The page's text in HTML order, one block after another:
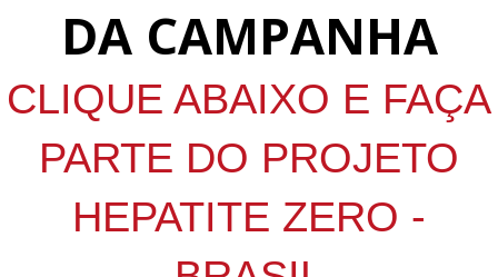
DA CAMPANHA
CLIQUE ABAIXO E FAÇA
PARTE DO PROJETO
HEPATITE ZERO -